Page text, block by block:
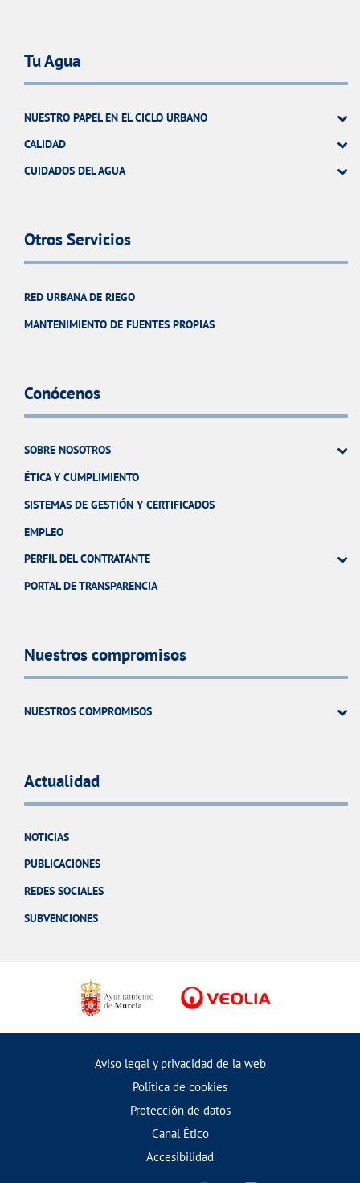
Tu Agua
NUESTRO PAPEL EN EL CICLO URBANO
CALIDAD
CUIDADOS DEL AGUA
Otros Servicios
RED URBANA DE RIEGO
MANTENIMIENTO DE FUENTES PROPIAS
Conócenos
SOBRE NOSOTROS
ÉTICA Y CUMPLIMIENTO
SISTEMAS DE GESTIÓN Y CERTIFICADOS
EMPLEO
PERFIL DEL CONTRATANTE
PORTAL DE TRANSPARENCIA
Nuestros compromisos
NUESTROS COMPROMISOS
Actualidad
NOTICIAS
PUBLICACIONES
REDES SOCIALES
SUBVENCIONES
Aviso legal y privacidad de la web
Política de cookies
Protección de datos
Canal Ético
Accesibilidad